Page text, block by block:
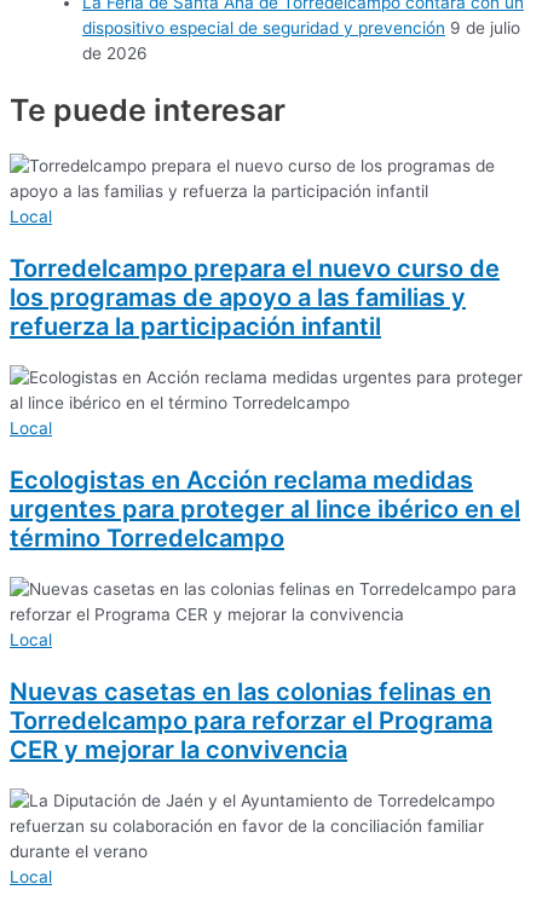
dispositivo especial de seguridad y prevención 9 de julio
de 2026
Te puede interesar
Local
Torredelcampo prepara el nuevo curso de
los programas de apoyo a las familias y
refuerza la participación infantil
Local
Ecologistas en Acción reclama medidas
urgentes para proteger al lince ibérico en el
término Torredelcampo
Local
Nuevas casetas en las colonias felinas en
Torredelcampo para reforzar el Programa
CER y mejorar la convivencia
Local